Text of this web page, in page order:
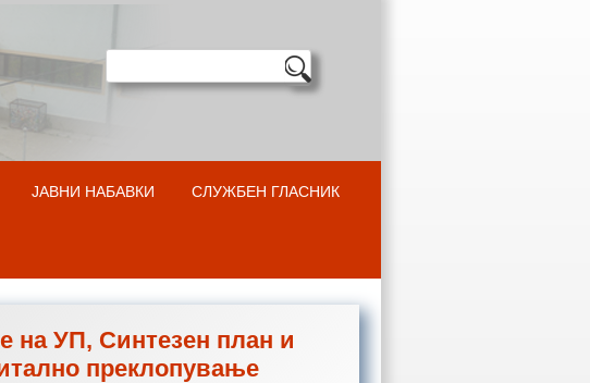
ЈАВНИ НАБАВКИ СЛУЖБЕН ГЛАСНИК
на УП, Синтезен план и
преклопување